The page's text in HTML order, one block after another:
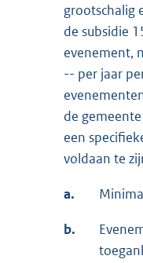
grootschalig
de subsidie
evenement,
-- per jaar
de
een
voldaan te
a.
b.